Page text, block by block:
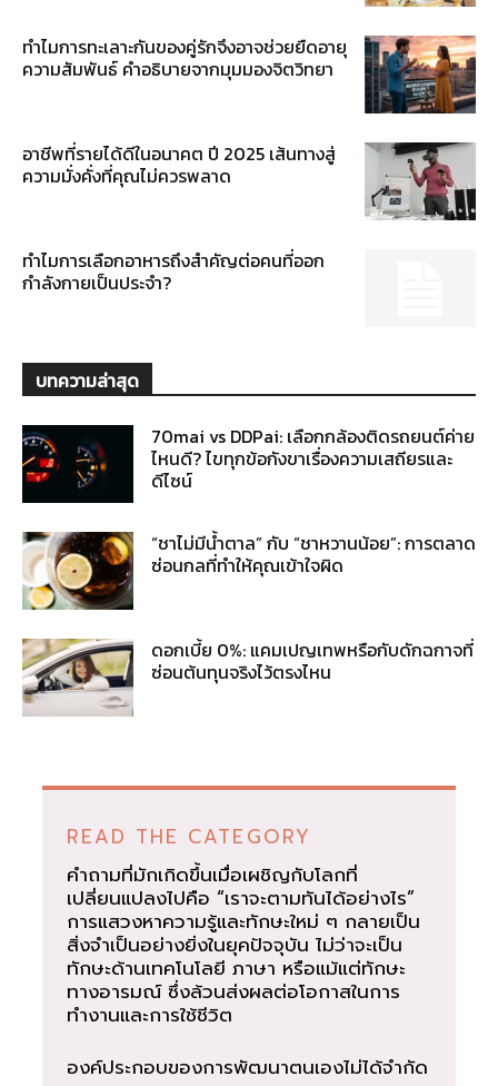
ทำไมการทะเลาะกันของคู่รักจึงอาจช่วยยืดอายุ
ความสัมพันธ์ คำอธิบายจากมุมมองจิตวิทยา
อาชีพที่รายได้ดีในอนาคต ปี 2025 เส้นทางสู่
ความมั่งคั่งที่คุณไม่ควรพลาด
ทำไมการเลือกอาหารถึงสำคัญต่อคนที่ออก
กำลังกายเป็นประจำ?
บทความล่าสุด
70mai vs DDPai: เลือกกล้องติดรถยนต์ค่าย
ไหนดี? ไขทุกข้อกังขาเรื่องความเสถียรและ
ดีไซน์
“ชาไม่มีน้ำตาล” กับ “ชาหวานน้อย”: การตลาด
ซ่อนกลที่ทำให้คุณเข้าใจผิด
ดอกเบี้ย 0%: แคมเปญเทพหรือกับดักฉกาจที่
ซ่อนต้นทุนจริงไว้ตรงไหน
READ THE CATEGORY
คำถามที่มักเกิดขึ้นเมื่อเผชิญกับโลกที่
เปลี่ยนแปลงไปคือ “เราจะตามทันได้อย่างไร”
การแสวงหาความรู้และทักษะใหม่ ๆ กลายเป็น
สิ่งจำเป็นอย่างยิ่งในยุคปัจจุบัน ไม่ว่าจะเป็น
ทักษะด้านเทคโนโลยี ภาษา หรือแม้แต่ทักษะ
ทางอารมณ์ ซึ่งล้วนส่งผลต่อโอกาสในการ
ทำงานและการใช้ชีวิต
องค์ประกอบของการพัฒนาตนเองไม่ได้จำกัด